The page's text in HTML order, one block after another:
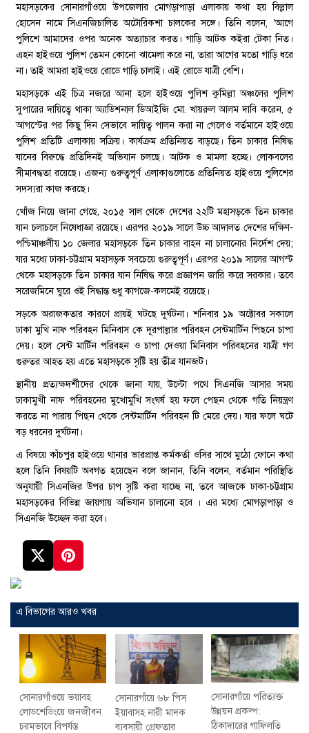
মহাসড়কের সোনারগাঁওয়ে উপজেলার মোগড়াপাড়া এলাকায় কথা হয় বিল্লাল
হোসেন নামে সিএনজিচালিত অটোরিকশা চালকের সঙ্গে। তিনি বলেন, ‘আগে
পুলিশে আমাদের ওপর অনেক অত্যাচার করত। গাড়ি আটক কইরা টেকা নিত।
এহন হাইওয়ে পুলিশ তেমন কোনো ঝামেলা করে না, তারা আগের মতো গাড়ি ধরে
না। তাই আমরা হাইওয়ে রোডে গাড়ি চালাই। এই রোডে যাত্রী বেশি।
মহাসড়কে এই চিত্র নজরে আনা হলে হাইওয়ে পুলিশ কুমিল্লা অঞ্চলের পুলিশ
সুপারের দায়িত্বে থাকা অ্যাডিশনাল ডিআইজি মো. খায়রুল আলম দাবি করেন, ৫
আগস্টের পর কিছু দিন সেভাবে দায়িত্ব পালন করা না গেলেও বর্তমানে হাইওয়ে
পুলিশ প্রতিটি এলাকায় সক্রিয়। কার্যক্রম প্রতিনিয়ত বাড়ছে। তিন চাকার নিষিদ্ধ
যানের বিরুদ্ধে প্রতিদিনই অভিযান চলছে। আটক ও মামলা হচ্ছে। লোকবলের
সীমাবদ্ধতা রয়েছে। এজন্য গুরুত্বপূর্ণ এলাকাগুলোতে প্রতিনিয়ত হাইওয়ে পুলিশের
সদস্যরা কাজ করছে।
খোঁজ নিয়ে জানা গেছে, ২০১৫ সাল থেকে দেশের ২২টি মহাসড়কে তিন চাকার
যান চলাচলে নিষেধাজ্ঞা রয়েছে। এরপর ২০১৯ সালে উচ্চ আদালত দেশের দক্ষিণ-
পশ্চিমাঞ্চলীয় ১০ জেলার মহাসড়কে তিন চাকার বাহন না চালানোর নির্দেশ দেয়;
যার মধ্যে ঢাকা-চট্টগ্রাম মহাসড়ক সবচেয়ে গুরুত্বপূর্ণ। এরপর ২০১৯ সালের আগস্ট
থেকে মহাসড়কে তিন চাকার যান নিষিদ্ধ করে প্রজ্ঞাপন জারি করে সরকার। তবে
সরেজমিনে ঘুরে ওই সিদ্ধান্ত শুধু কাগজে-কলমেই রয়েছে।
সড়কে অরাজকতার কারণে প্রায়ই ঘটছে দুর্ঘটনা। শনিবার ১৯ অক্টোবর সকালে
ঢাকা মুখি নাফ পরিবহন মিনিবাস কে দূরপাল্লার পরিবহন সেন্টমার্টিন পিছনে চাপা
দেয়। হলে সেন্ট মার্টিন পরিবহন ও চাপা দেওয়া মিনিবাস পরিবহনের যাত্রী গণ
গুরুতর আহত হয় এতে মহাসড়কে সৃষ্টি হয় তীব্র যানজট।
স্থানীয় প্রত্যক্ষদর্শীদের থেকে জানা যায়, উল্টো পথে সিএনজি আসার সময়
ঢাকামুখী নাফ পরিবহনের মুখোমুখি সংঘর্ষ হয় ফলে পেছন থেকে গতি নিয়ন্ত্রণ
করতে না পারায় পিছন থেকে সেন্টমার্টিন পরিবহন টি মেরে দেয়। যার ফলে ঘটে
বড় ধরনের দুর্ঘটনা।
এ বিষয়ে কাঁচপুর হাইওয়ে থানার ভারপ্রাপ্ত কর্মকর্তা ওসির সাথে মুঠো ফোনে কথা
হলে তিনি বিষয়টি অবগত হয়েছেন বলে জানান, তিনি বলেন, বর্তমান পরিস্থিতি
অনুযায়ী সিএনজির উপর চাপ সৃষ্টি করা যাচ্ছে না, তবে আজকে ঢাকা-চট্টগ্রাম
মহাসড়কের বিভিন্ন জায়গায় অভিযান চালানো হবে । এর মধ্যে মোগড়াপাড়া ও
সিএনজি উচ্ছেদ করা হবে।
এ বিভাগের আরও খবর
সোনারগাঁওয়ে ভয়াবহ
লোডশেডিংয়ে জনজীবন
চরমভাবে বিপর্যস্ত
সোনারগাঁয়ে ৬৮ পিস
ইয়াবাসহ নারী মাদক
ব্যবসায়ী গ্রেফতার
সোনারগাঁয়ে পরিত্যক্ত
উন্নয়ন প্রকল্প:
ঠিকাদারের গাফিলতি